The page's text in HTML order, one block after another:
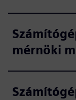
mérnöki